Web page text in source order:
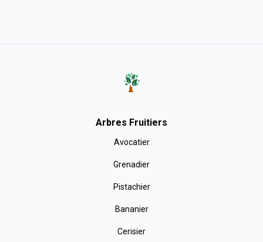
Arbres Fruitiers
Avocatier
Grenadier
Pistachier
Bananier
Cerisier